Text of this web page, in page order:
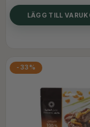
LÄGG TILL
-33%